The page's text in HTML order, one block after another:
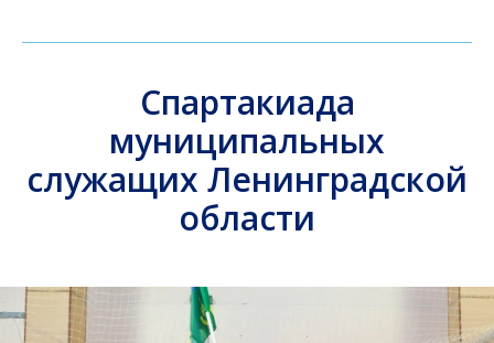
Спартакиада
муниципальных
служащих Ленинградской
области